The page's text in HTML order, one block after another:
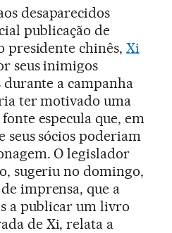
desaparecidos
publicação de
presidente chinês,Xi
seus inimigos
a campanha
ter motivado uma
especula que, em
seus sócios poderiam
O legislador
sugeriu no domingo,
imprensa, que a
a publicar um livro
de Xi, relata a